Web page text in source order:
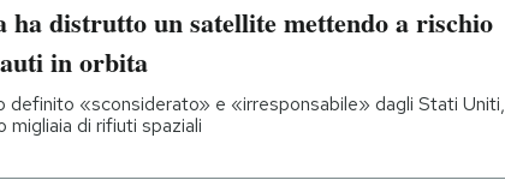
ha distrutto un satellite mettendo a rischio
in orbita
definito «sconsiderato» e «irresponsabile» dagli Stati Uniti,
migliaia di rifiuti spaziali